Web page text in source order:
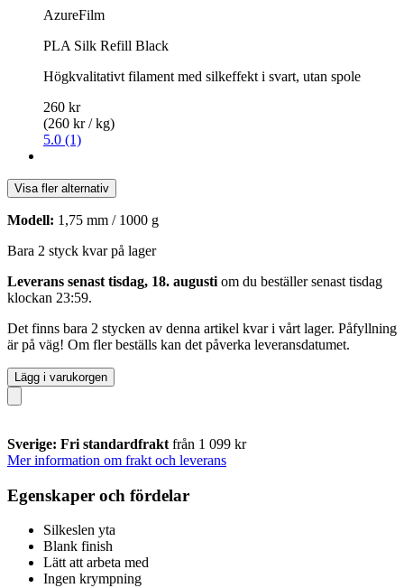
AzureFilm
PLA Silk Refill Black
Högkvalitativt filament med silkeffekt i svart, utan spole
260 kr
(260 kr / kg)
5.0 (1)
Visa fler alternativ
Modell: 1,75 mm / 1000 g
Bara 2 styck kvar på lager
Leverans senast tisdag, 18. augusti om du beställer senast tisdag
klockan 23:59.
Det finns bara 2 stycken av denna artikel kvar i vårt lager. Påfyllning
är på väg! Om fler beställs kan det påverka leveransdatumet.
Lägg i varukorgen
Sverige: Fri standardfrakt från 1 099 kr
Mer information om frakt och leverans
Egenskaper och fördelar
Silkeslen yta
Blank finish
Lätt att arbeta med
Ingen krympning